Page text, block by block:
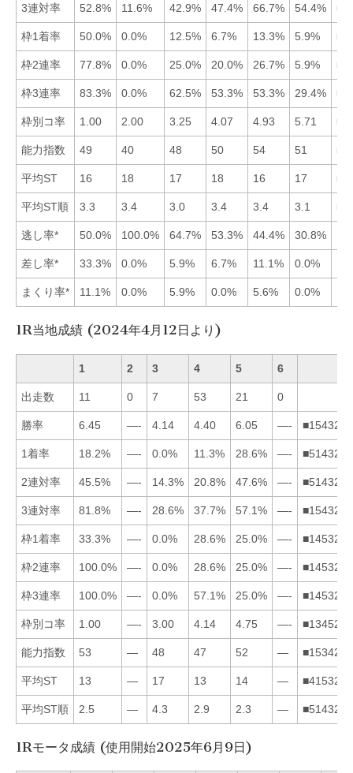
3連対率 52.8% 11.6% 42.9% 47.4% 66.7% 54.4%
枠1着率 50.0% 0.0% 12.5% 6.7% 13.3% 5.9%
枠2連率 77.8% 0.0% 25.0% 20.0% 26.7% 5.9%
枠3連率 83.3% 0.0% 62.5% 53.3% 53.3% 29.4%
枠別コ率 1.00 2.00 3.25 4.07 4.93 5.71
能力指数 49 40 48 50 54 51
平均ST 16 18 17 18 16 17
平均ST順 3.3 3.4 3.0 3.4 3.4 3.1
逃し率* 50.0% 100.0% 64.7% 53.3% 44.4% 30.8%
差し率* 33.3% 0.0% 5.9% 6.7% 11.1% 0.0%
まくり率* 11.1% 0.0% 5.9% 0.0% 5.6% 0.0%
1R当地成績 (2024年4月12日より)
1 2 3 4 5 6
出走数 11 0 7 53 21 0
勝率 6.45 —- 4.14 4.40 6.05 —- ■154326
1着率 18.2% —- 0.0% 11.3% 28.6% —- ■514326
2連対率 45.5% —- 14.3% 20.8% 47.6% —- ■514326
3連対率 81.8% —- 28.6% 37.7% 57.1% —- ■154326
枠1着率 33.3% —- 0.0% 28.6% 25.0% —- ■145326
枠2連率 100.0% —- 0.0% 28.6% 25.0% —- ■145326
枠3連率 100.0% —- 0.0% 57.1% 25.0% —- ■145326
枠別コ率 1.00 —- 3.00 4.14 4.75 —- ■134526
能力指数 53 — 48 47 52 — ■153426
平均ST 13 — 17 13 14 — ■415326
平均ST順 2.5 — 4.3 2.9 2.3 — ■514326
1Rモータ成績 (使用開始2025年6月9日)